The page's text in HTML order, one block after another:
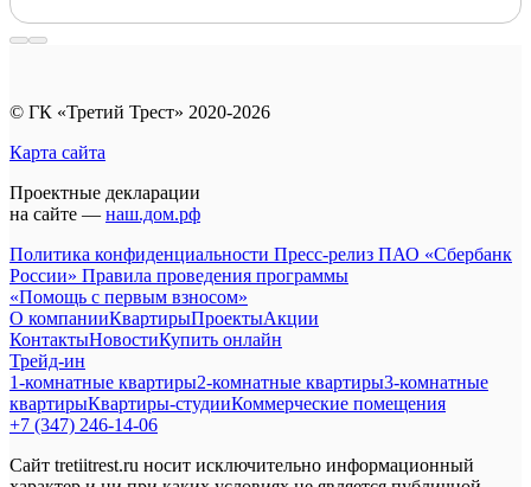
© ГК «Третий Трест» 2020-2026
Карта сайта
Проектные декларации
на сайте — наш.дом.рф
Политика конфиденциальности Пресс-релиз ПАО «Сбербанк
России» Правила проведения программы
«Помощь с первым взносом»
О компанииКвартирыПроектыАкции
КонтактыНовостиКупить онлайн
Трейд-ин
1-комнатные квартиры2-комнатные квартиры3-комнатные
квартирыКвартиры-студииКоммерческие помещения
+7 (347) 246-14-06
Сайт tretiitrest.ru носит исключительно информационный